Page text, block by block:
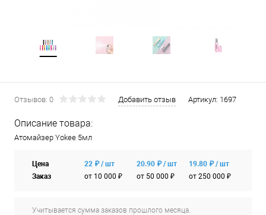
Отзывов: 0 Добавить отзыв Артикул: 1697
Описание товара:
Атомайзер Yokee 5мл
Цена
Заказ
22 ₽ / шт
от 10 000 ₽
20.90 ₽ / шт
от 50 000 ₽
19.80 ₽ / шт
от 250 000 ₽
Учитывается сумма заказов прошлого месяца.